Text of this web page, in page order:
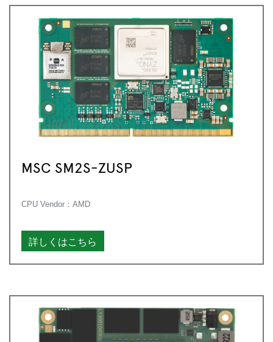
MSC SM2S-ZUSP
CPU Vendor：AMD
詳しくはこちら